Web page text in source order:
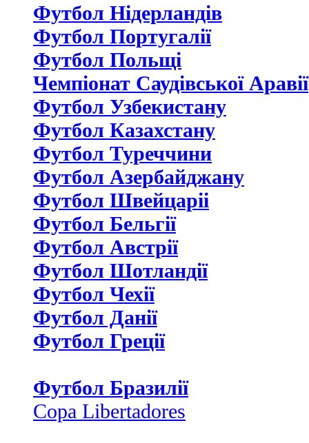
Футбол Нідерландiв
Футбол Португалії
Футбол Польщі
Чемпіонат Саудівської Аравії
Футбол Узбекистану
Футбол Казахстану
Футбол Туреччини
Футбол Азербайджану
Футбол Швейцаріі
Футбол Бельгії
Футбол Австрії
Футбол Шотландії
Футбол Чехії
Футбол Данії
Футбол Греції
Футбол Бразилії
Copa Libertadores